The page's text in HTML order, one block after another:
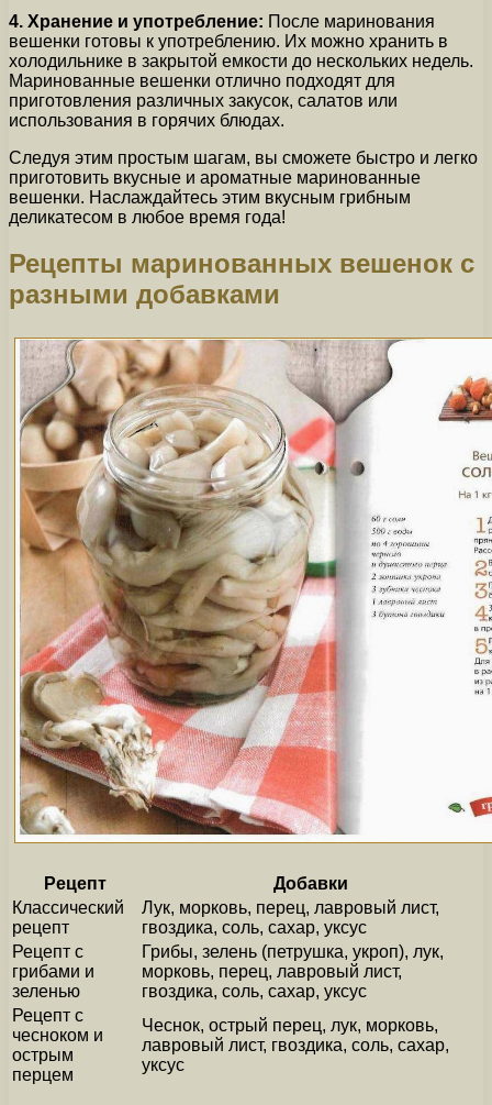
4. Хранение и употребление: После маринования
вешенки готовы к употреблению. Их можно хранить в
холодильнике в закрытой емкости до нескольких недель.
Маринованные вешенки отлично подходят для
приготовления различных закусок, салатов или
использования в горячих блюдах.
Следуя этим простым шагам, вы сможете быстро и легко
приготовить вкусные и ароматные маринованные
вешенки. Наслаждайтесь этим вкусным грибным
деликатесом в любое время года!
Рецепты маринованных вешенок с
разными добавками
Рецепт
Добавки
Классический
рецепт
Лук, морковь, перец, лавровый лист,
гвоздика, соль, сахар, уксус
Рецепт с
грибами и
зеленью
Грибы, зелень (петрушка, укроп), лук,
морковь, перец, лавровый лист,
гвоздика, соль, сахар, уксус
Рецепт с
чесноком и
острым
перцем
Чеснок, острый перец, лук, морковь,
лавровый лист, гвоздика, соль, сахар,
уксус